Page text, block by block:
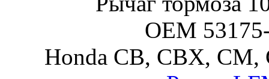
OEM
Honda CB, CBX, CM,